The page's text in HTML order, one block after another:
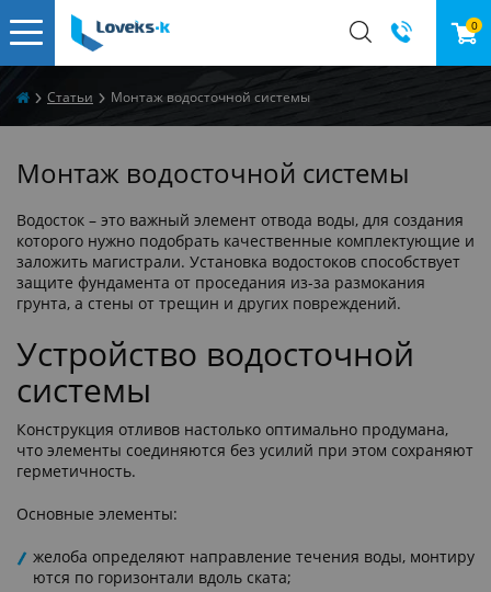
0
Статьи Монтаж водосточной системы
Монтаж водосточной системы
Водосток – это важный элемент отвода воды, для создания
которого нужно подобрать качественные комплектующие и
заложить магистрали. Установка водостоков способствует
защите фундамента от проседания из-за размокания
грунта, а стены от трещин и других повреждений.
Устройство водосточной
системы
Конструкция отливов настолько оптимально продумана,
что элементы соединяются без усилий при этом сохраняют
герметичность.
Основные элементы:
желоба определяют направление течения воды, монтиру
ются по горизонтали вдоль ската;